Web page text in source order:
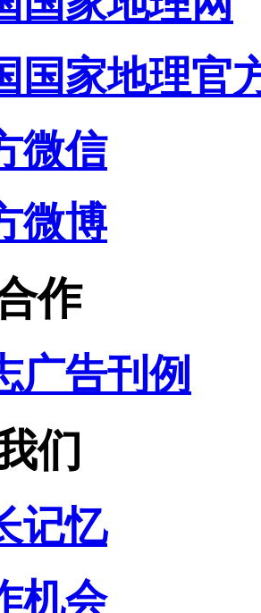
国家地理官
微信
微博
作
广告刊例
们
记忆
机会